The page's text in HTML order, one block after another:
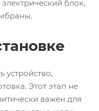
блок,
Этот этап не
важен для